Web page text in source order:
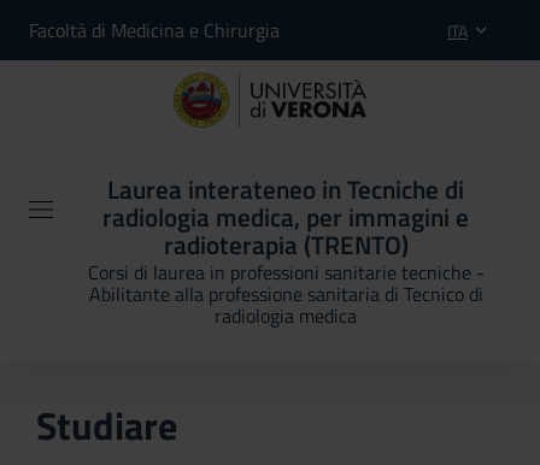
Facoltà di Medicina e Chirurgia ITA
Laurea interateneo in Tecniche di
radiologia medica, per immagini e
radioterapia (TRENTO)
Corsi di laurea in professioni sanitarie tecniche -
Abilitante alla professione sanitaria di Tecnico di
radiologia medica
Studiare